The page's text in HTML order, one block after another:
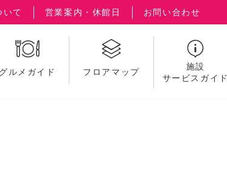
いて 営業案内・休館日 お問い合わせ
グルメガイド フロアマップ
施設
サービスガイド